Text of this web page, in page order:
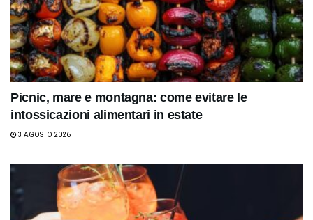
Picnic, mare e montagna: come evitare le
intossicazioni alimentari in estate
3 AGOSTO 2026